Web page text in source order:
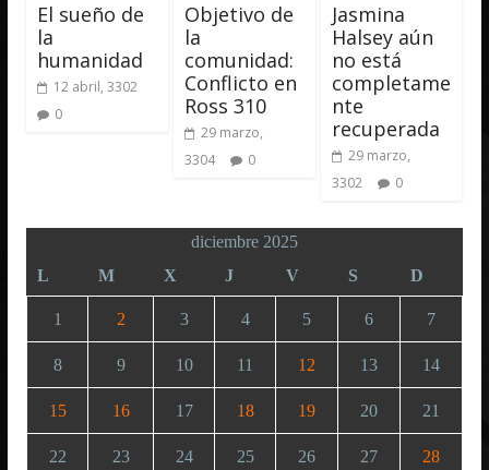
El sueño de
la
humanidad
12 abril, 3302
0
Objetivo de
la
comunidad:
Conflicto en
Ross 310
29 marzo,
3304
0
Jasmina
Halsey aún
no está
completame
nte
recuperada
29 marzo,
3302
0
diciembre 2025
L
M X J V S D
1 2 3 4 5 6 7
8 9 10 11 12 13 14
15 16 17 18 19 20 21
22 23 24 25 26 27 28